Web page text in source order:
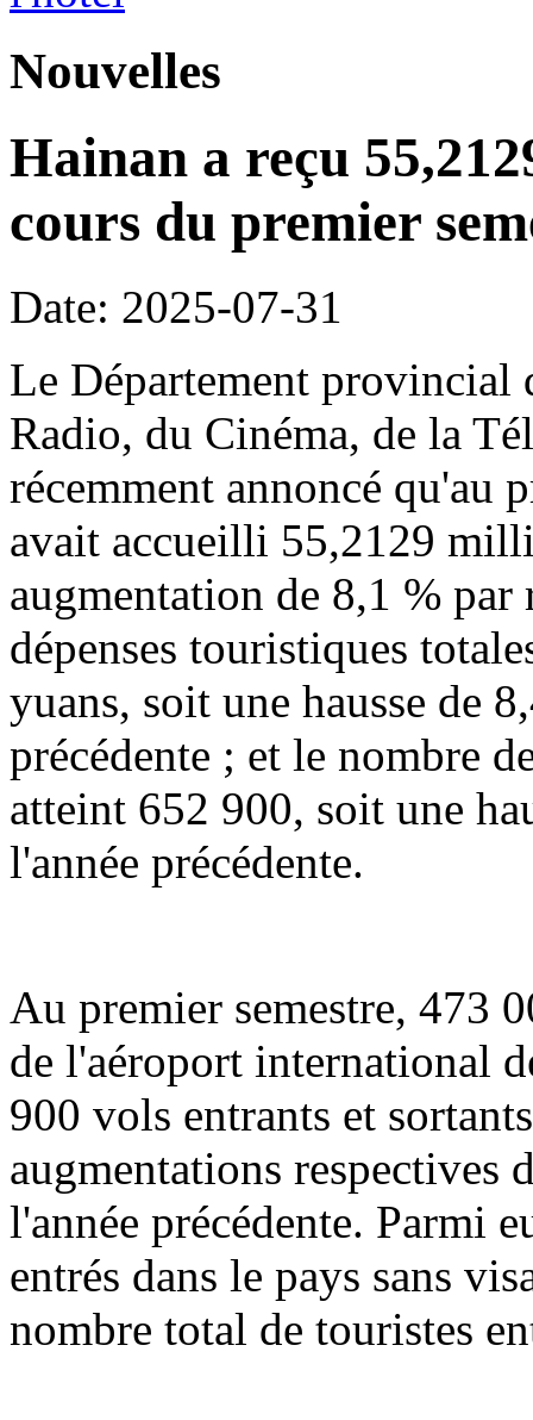
Nouvelles
Hainan a reçu
cours du premier
Date: 2025-07-31
Le Département provincial
Radio, du Cinéma, de la
récemment annoncé qu'au
avait accueilli 55,2129
augmentation de 8,1 % par
dépenses touristiques
yuans, soit une hausse de
précédente ; et le nombre
atteint 652 900, soit une
l'année précédente.
Au premier semestre, 473
de l'aéroport international
900 vols entrants et
augmentations respectives
l'année précédente. Parmi
entrés dans le pays sans
nombre total de touristes